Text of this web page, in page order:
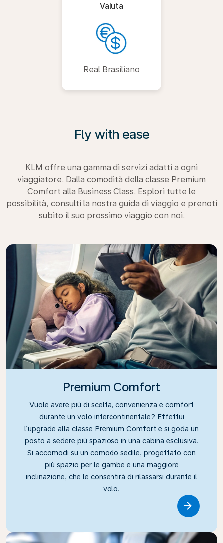
Valuta
Real Brasiliano
Fly with ease
KLM offre una gamma di servizi adatti a ogni
viaggiatore. Dalla comodità della classe Premium
Comfort alla Business Class. Esplori tutte le
possibilità, consulti la nostra guida di viaggio e prenoti
subito il suo prossimo viaggio con noi.
Premium Comfort
Vuole avere più di scelta, convenienza e comfort
durante un volo intercontinentale? Effettui
l’upgrade alla classe Premium Comfort e si goda un
posto a sedere più spazioso in una cabina esclusiva.
Si accomodi su un comodo sedile, progettato con
più spazio per le gambe e una maggiore
inclinazione, che le consentirà di rilassarsi durante il
volo.